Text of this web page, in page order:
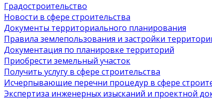
Градостроительство
Новости в сфере строительства
Документы территориального планирования
Правила землепользования и застройки
Документация по планировке территорий
Приобрести земельный участок
Получить услугу в сфере строительства
Исчерпывающие перечни процедур в сфере
Экспертиза инженерных изысканий и проектной